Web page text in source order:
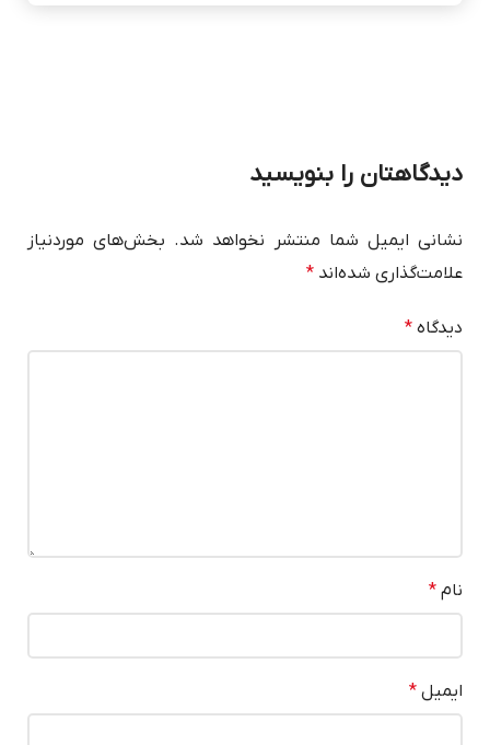
دیدگاهتان را بنویسید
نشانی ایمیل شما منتشر نخواهد شد. بخش‌های موردنیاز
علامت‌گذاری شده‌اند *
دیدگاه *
نام *
ایمیل *